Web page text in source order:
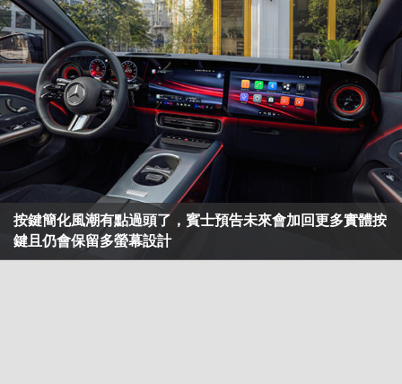
按鍵簡化風潮有點過頭了，賓士預告未來會加回更多實體按
鍵且仍會保留多螢幕設計